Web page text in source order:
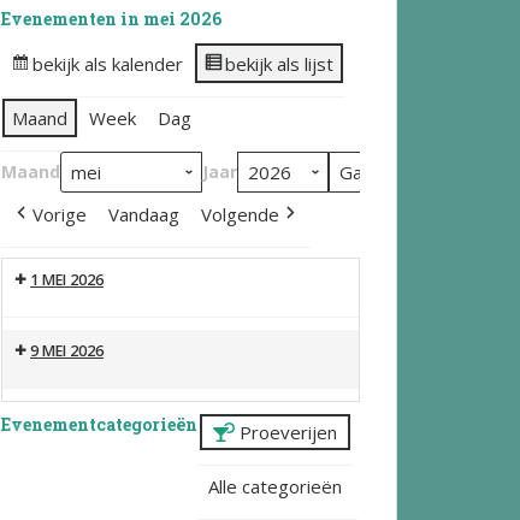
Evenementen in mei 2026
bekijk als kalender bekijk als lijst
Maand Week Dag
Maand Jaar
Vorige Vandaag Volgende
1 MEI 2026
9 MEI 2026
Evenementcategorieën Proeverijen
Alle categorieën